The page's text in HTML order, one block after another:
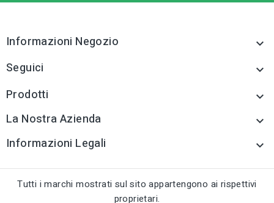
Informazioni Negozio 
Seguici 
Prodotti 
La Nostra Azienda 
Informazioni Legali 
Tutti i marchi mostrati sul sito appartengono ai rispettivi
proprietari.